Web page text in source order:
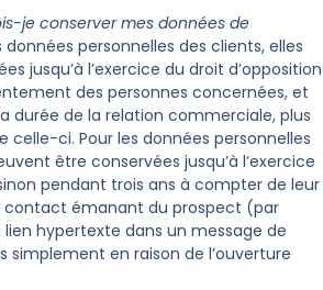
je conserver mes données de
données personnelles des clients, elles
jusqu’à l’exercice du droit d’opposition
des personnes concernées, et
durée de la relation commerciale, plus
celle-ci. Pour les données personnelles
être conservées jusqu’à l’exercice
pendant trois ans à compter de leur
contact émanant du prospect (par
hypertexte dans un message de
simplement en raison de l’ouverture